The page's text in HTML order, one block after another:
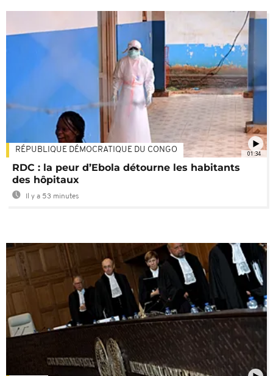
01:34
RÉPUBLIQUE DÉMOCRATIQUE DU CONGO
RDC : la peur d’Ebola détourne les habitants
des hôpitaux
Il y a 53 minutes